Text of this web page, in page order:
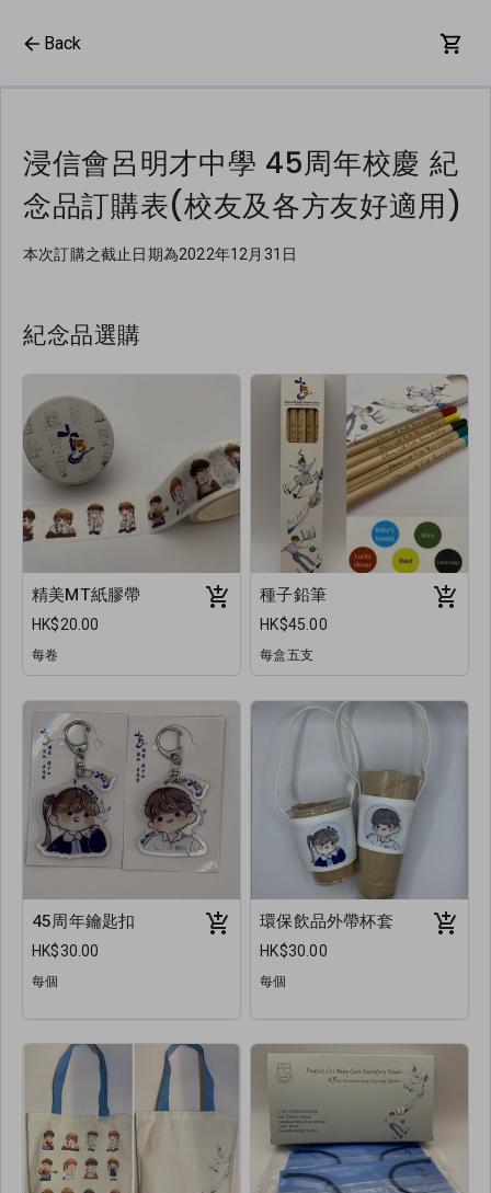
Back
浸信會呂明才中學 45周年校慶 紀
念品訂購表(校友及各方友好適用)
本次訂購之截止日期為2022年12月31日
紀念品選購
精美MT紙膠帶
HK$20.00
每卷
種子鉛筆
HK$45.00
每盒五支
45周年鑰匙扣
HK$30.00
每個
環保飲品外帶杯套
HK$30.00
每個